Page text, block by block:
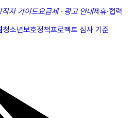
작자 가이드요금제 · 광고 안내제휴·협력
청소년보호정책프로젝트 심사 기준